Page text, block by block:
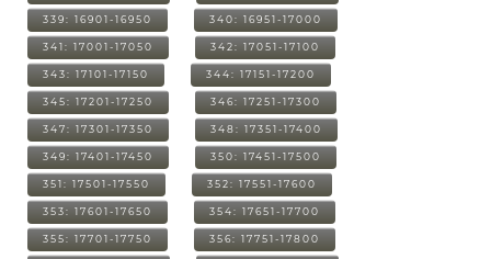
339: 16901-16950 340: 16951-17000
341: 17001-17050 342: 17051-17100
343: 17101-17150 344: 17151-17200
345: 17201-17250 346: 17251-17300
347: 17301-17350 348: 17351-17400
349: 17401-17450 350: 17451-17500
351: 17501-17550 352: 17551-17600
353: 17601-17650 354: 17651-17700
355: 17701-17750 356: 17751-17800